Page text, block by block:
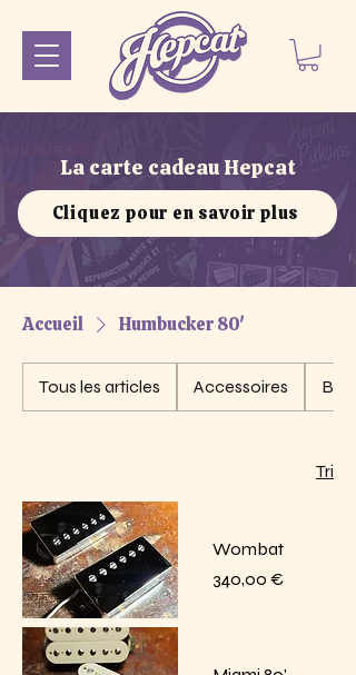
La carte cadeau Hepcat
Cliquez pour en savoir plus
Accueil Humbucker 80'
Tous les articles Accessoires
Tri
Wombat
Prix
340,00 €